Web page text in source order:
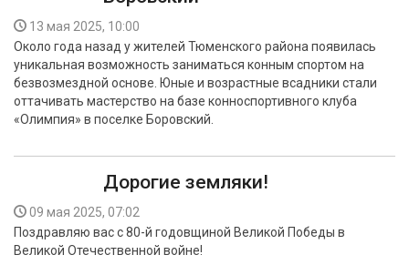
13 мая 2025, 10:00
Около года назад у жителей Тюменского района появилась
уникальная возможность заниматься конным спортом на
безвозмездной основе. Юные и возрастные всадники стали
оттачивать мастерство на базе конноспортивного клуба
«Олимпия» в поселке Боровский.
Дорогие земляки!
09 мая 2025, 07:02
Поздравляю вас с 80-й годовщиной Великой Победы в
Великой Отечественной войне!